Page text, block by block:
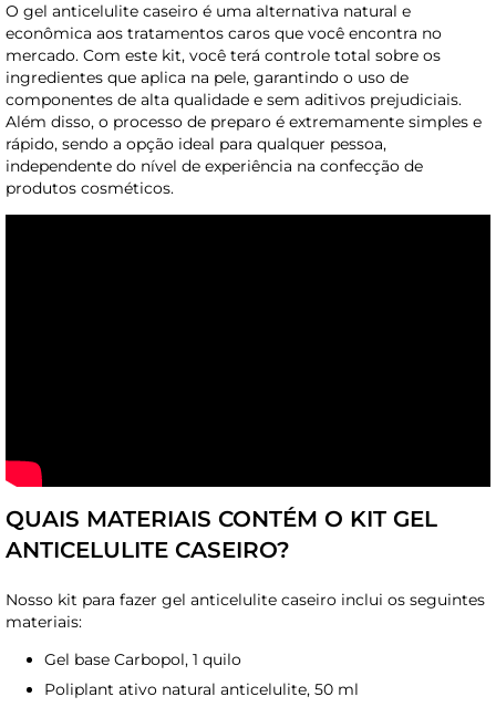
O gel anticelulite caseiro é uma alternativa natural e
econômica aos tratamentos caros que você encontra no
mercado. Com este kit, você terá controle total sobre os
ingredientes que aplica na pele, garantindo o uso de
componentes de alta qualidade e sem aditivos prejudiciais.
Além disso, o processo de preparo é extremamente simples e
rápido, sendo a opção ideal para qualquer pessoa,
independente do nível de experiência na confecção de
produtos cosméticos.
QUAIS MATERIAIS CONTÉM O KIT GEL
ANTICELULITE CASEIRO?
Nosso kit para fazer gel anticelulite caseiro inclui os seguintes
materiais:
Gel base Carbopol, 1 quilo
Poliplant ativo natural anticelulite, 50 ml